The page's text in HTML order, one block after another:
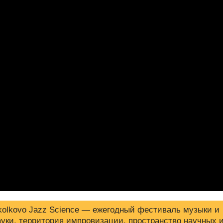
Jazz Science — ежегодный фестиваль музыки и
территория импровизации, пространство научных